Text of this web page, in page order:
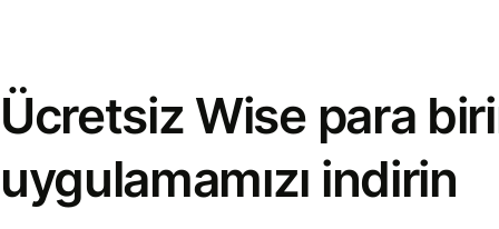
Ücretsiz Wise para
uygulamamızı indirin